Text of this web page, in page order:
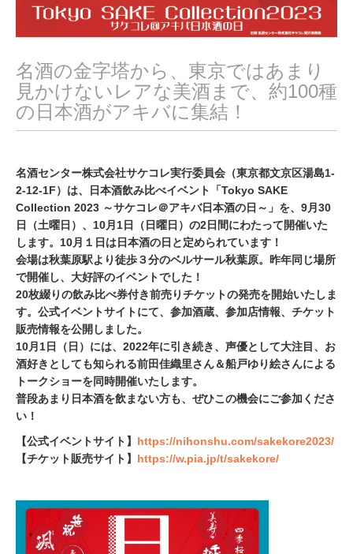
名酒の金字塔から、東京ではあまり
見かけないレアな美酒まで、約100種
の日本酒がアキバに集結！
名酒センター株式会社サケコレ実行委員会（東京都文京区湯島1-
2-12-1F）は、日本酒飲み比べイベント「Tokyo SAKE
Collection 2023 ～サケコレ＠アキバ日本酒の日～」を、9月30
日（土曜日）、10月1日（日曜日）の2日間にわたって開催いた
します。10月１日は日本酒の日と定められています！
会場は秋葉原駅より徒歩３分のベルサール秋葉原。昨年同じ場所
で開催し、大好評のイベントでした！
20枚綴りの飲み比べ券付き前売りチケットの発売を開始いたしま
す。公式イベントサイトにて、参加酒蔵、参加店情報、チケット
販売情報を公開しました。
10月1日（日）には、2022年に引き続き、声優として大注目、お
酒好きとしても知られる前田佳織里さん＆船戸ゆり絵さんによる
トークショーを同時開催いたします。
普段あまり日本酒を飲まない方も、ぜひこの機会にご参加くださ
い！
【公式イベントサイト】 https://nihonshu.com/sakekore2023/
【チケット販売サイト】 https://w.pia.jp/t/sakekore/